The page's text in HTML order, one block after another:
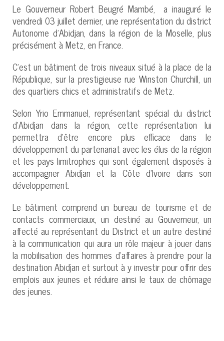
Le Gouverneur Robert Beugré Mambé, a inauguré le
vendredi 03 juillet dernier, une représentation du district
Autonome d’Abidjan, dans la région de la Moselle, plus
précisément à Metz, en France.
C’est un bâtiment de trois niveaux situé à la place de la
République, sur la prestigieuse rue Winston Churchill, un
des quartiers chics et administratifs de Metz.
Selon Yrio Emmanuel, représentant spécial du district
d’Abidjan dans la région, cette représentation lui
permettra d’être encore plus efficace dans le
développement du partenariat avec les élus de la région
et les pays limitrophes qui sont également disposés à
accompagner Abidjan et la Côte d’Ivoire dans son
développement.
Le bâtiment comprend un bureau de tourisme et de
contacts commerciaux, un destiné au Gouverneur, un
affecté au représentant du District et un autre destiné
à la communication qui aura un rôle majeur à jouer dans
la mobilisation des hommes d’affaires à prendre pour la
destination Abidjan et surtout à y investir pour offrir des
emplois aux jeunes et réduire ainsi le taux de chômage
des jeunes.